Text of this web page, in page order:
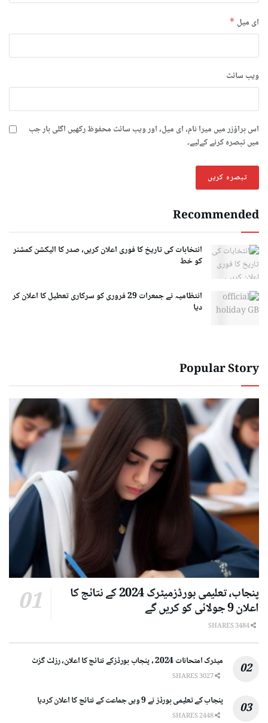
ای میل *
ویب‌ سائٹ
اس براؤزر میں میرا نام، ای میل، اور ویب سائٹ محفوظ رکھیں اگلی بار جب
میں تبصرہ کرنے کےلیے۔
Recommended
انتخابات کی تاریخ کا فوری اعلان کریں، صدر کا الیکشن کمشنر
کو خط
انتظامیہ نے جمعرات 29 فروری کو سرکاری تعطیل کا اعلان کر
دیا
Popular Story
پنجاب، تعلیمی بورڈزمیٹرک 2024 کے نتائج کا
اعلان 9 جولائی کو کریں گے
میٹرک امتحانات 2024 ، پنجاب بورڈزکے نتائج کا اعلان، رزلٹ گزٹ
پنجاب کے تعلیمی بورڈز نے 9 ویں جماعت کے نتائج کا اعلان کردیا